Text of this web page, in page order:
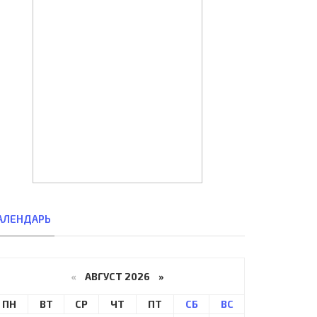
« АВГУСТ 2026 »
ПН ВТ СР ЧТ ПТ СБ ВС